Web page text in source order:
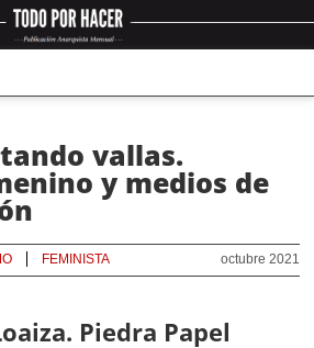
vallas.
y medios de
octubre 2021
FEMINISTA
Piedra Papel